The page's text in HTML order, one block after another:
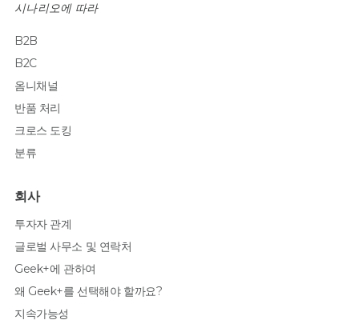
시나리오에 따라
B2B
B2C
옴니채널
반품 처리
크로스 도킹
분류
회사
투자자 관계
글로벌 사무소 및 연락처
Geek+에 관하여
왜 Geek+를 선택해야 할까요?
지속가능성